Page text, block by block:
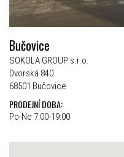
Bučovice
SOKOLA GROUP s.r.o.
Dvorská 840
68501 Bučovice
PRODEJNÍ DOBA:
Po-Ne 7:00-19:00